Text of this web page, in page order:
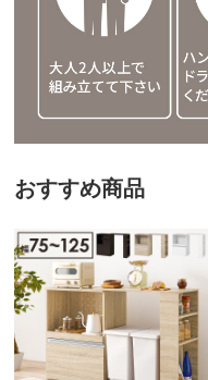
おすすめ商品